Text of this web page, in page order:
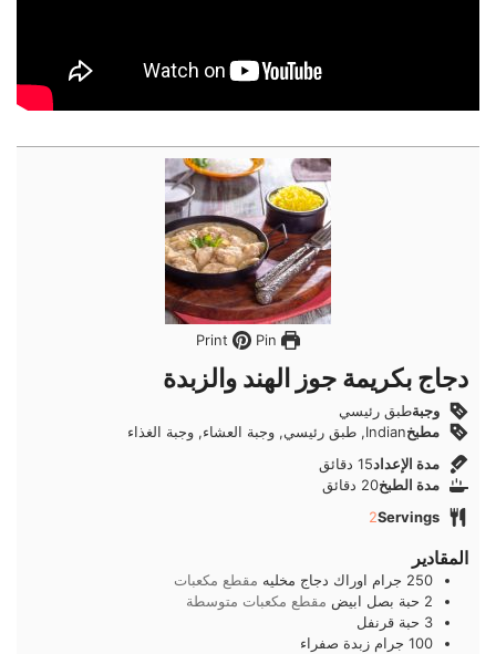
Pin
دجاج بكريمة جوز الهند والزبدة
وجبةطبق رئيسي
مطبخIndian, طبق رئيسي, وجبة العشاء, وجبة الغذاء
مدة الإعداد15دقائق
دقائق
مدة الطبخ20 دقائق
دقائق
Servings
2
المقادير
250 جرام اوراك دجاج مخليه مقطع مكعبات
2 حبة بصل ابيض مقطع مكعبات متوسطة
3 حبة قرنفل
100 جرام زبدة صفراء